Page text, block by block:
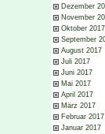
Dezember
November
Oktober 2017
September
August 2017
Juli 2017
Juni 2017
Mai 2017
April 2017
März 2017
Februar 2017
Januar 2017